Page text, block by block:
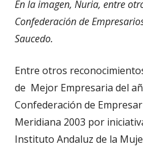
En la imagen, Nuria, entre
Confederación de
Saucedo.
Entre otros
de Mejor Empresaria del
Confederación de
Meridiana 2003 por
Instituto Andaluz de la